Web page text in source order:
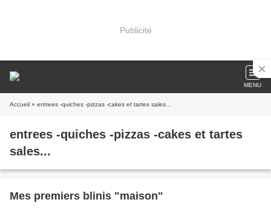
Publicité
MENU
Accueil » entrees -quiches -pizzas -cakes et tartes sales...
entrees -quiches -pizzas -cakes et tartes
sales...
Mes premiers blinis "maison"